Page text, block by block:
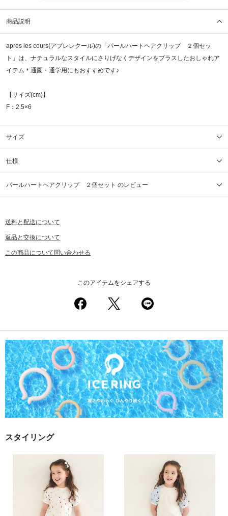
商品説明
apres les cours(アプレレクール)の「パールハートヘアクリップ ２個セッ
ト」は、ナチュラルなスタイルにさりげなくデザインをプラスしたおしゃれア
イテム＊通園・通学用にもおすすめです♪
【サイズ(cm)】
F：2.5×6
サイズ
仕様
パールハートヘアクリップ ２個セット のレビュー
送料と配送について
返品と交換について
この商品について問い合わせる
このアイテムをシェアする
スタイリング